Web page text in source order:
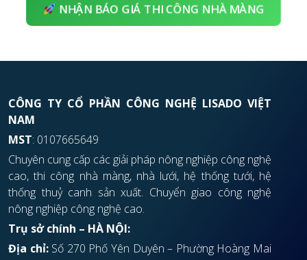
NHẬN BÁO GIÁ THI CÔNG NHÀ MÀNG
CÔNG TY CỔ PHẦN CÔNG NGHỆ LISADO VIỆT
NAM
MST: 0107665649
Chuyên cung cấp các giải pháp nông nghiệp công nghệ
cao, thi công nhà màng, nhà lưới, hệ thống tưới, hệ
thống thuỷ canh sản xuất. Chuyển giao công nghệ
nông nghiệp công nghệ cao.
Trụ sở chính – HÀ NỘI:
Địa chỉ:Số 270 Phố Yên Duyên – Phường Hoàng Mai